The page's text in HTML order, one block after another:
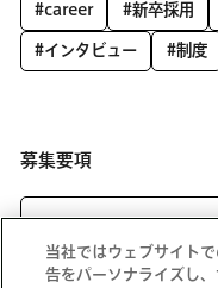
#career #新卒採用
#インタビュー #制度
募集要項
当社ではウェブサイト
告をパーソナライズし